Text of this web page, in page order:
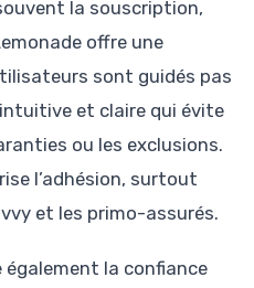
la souscription,
offre une
sont guidés pas
et claire qui évite
ou les exclusions.
l’adhésion, surtout
et les primo-assurés.
la confiance